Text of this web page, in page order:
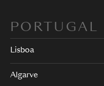
PORTUGAL
Lisboa
Algarve